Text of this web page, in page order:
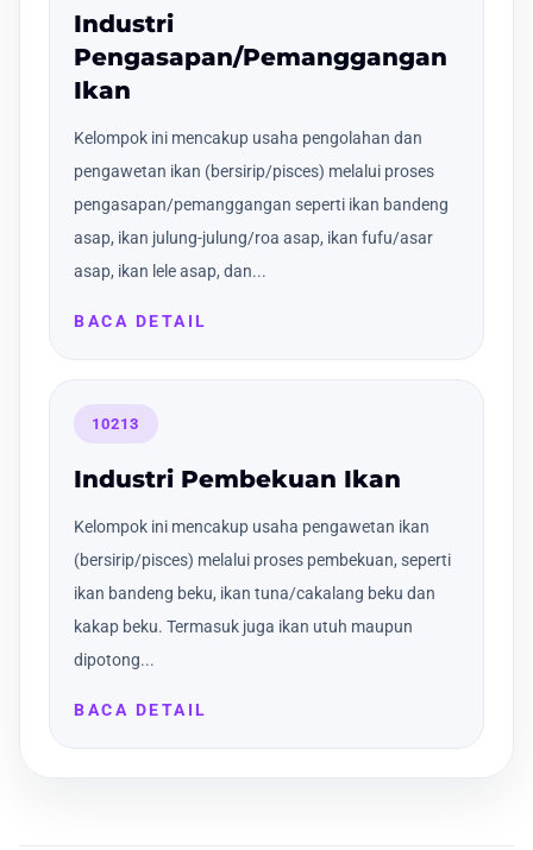
Industri
Pengasapan/Pemanggangan
Ikan
Kelompok ini mencakup usaha pengolahan dan
pengawetan ikan (bersirip/pisces) melalui proses
pengasapan/pemanggangan seperti ikan bandeng
asap, ikan julung-julung/roa asap, ikan fufu/asar
asap, ikan lele asap, dan...
BACA DETAIL
10213
Industri Pembekuan Ikan
Kelompok ini mencakup usaha pengawetan ikan
(bersirip/pisces) melalui proses pembekuan, seperti
ikan bandeng beku, ikan tuna/cakalang beku dan
kakap beku. Termasuk juga ikan utuh maupun
dipotong...
BACA DETAIL